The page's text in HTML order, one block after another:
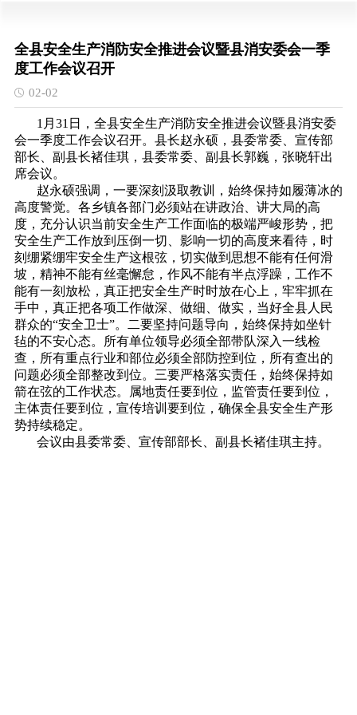
全县安全生产消防安全推进会议暨县消安委会一季
度工作会议召开
02-02
1月31日，全县安全生产消防安全推进会议暨县消安委
会一季度工作会议召开。县长赵永硕，县委常委、宣传部
部长、副县长褚佳琪，县委常委、副县长郭巍，张晓轩出
席会议。
赵永硕强调，一要深刻汲取教训，始终保持如履薄冰的
高度警觉。各乡镇各部门必须站在讲政治、讲大局的高
度，充分认识当前安全生产工作面临的极端严峻形势，把
安全生产工作放到压倒一切、影响一切的高度来看待，时
刻绷紧绷牢安全生产这根弦，切实做到思想不能有任何滑
坡，精神不能有丝毫懈怠，作风不能有半点浮躁，工作不
能有一刻放松，真正把安全生产时时放在心上，牢牢抓在
手中，真正把各项工作做深、做细、做实，当好全县人民
群众的“安全卫士”。二要坚持问题导向，始终保持如坐针
毡的不安心态。所有单位领导必须全部带队深入一线检
查，所有重点行业和部位必须全部防控到位，所有查出的
问题必须全部整改到位。三要严格落实责任，始终保持如
箭在弦的工作状态。属地责任要到位，监管责任要到位，
主体责任要到位，宣传培训要到位，确保全县安全生产形
势持续稳定。
会议由县委常委、宣传部部长、副县长褚佳琪主持。